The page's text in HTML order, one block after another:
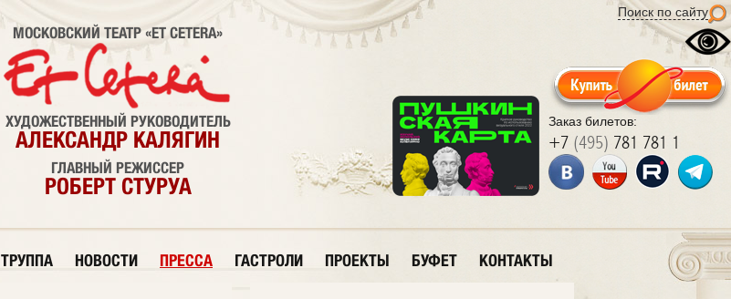
Поиск по сайту
Заказ билетов:
+7 (495) 781 781 1
МОСКОВСКИЙ ТЕАТР «ET CETERA»
ХУДОЖЕСТВЕННЫЙ РУКОВОДИТЕЛЬ
АЛЕКСАНДР КАЛЯГИН
ГЛАВНЫЙ РЕЖИССЕР
РОБЕРТ СТУРУА
ТРУППА НОВОСТИ ПРЕССА ГАСТРОЛИ ПРОЕКТЫ БУФЕТ КОНТАКТЫ